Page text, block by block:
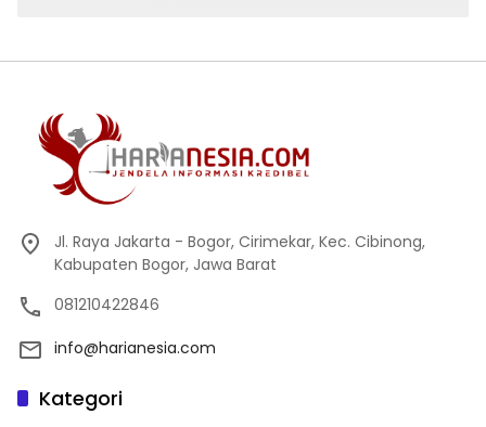
Jl. Raya Jakarta - Bogor, Cirimekar, Kec. Cibinong,
Kabupaten Bogor, Jawa Barat
081210422846
info@harianesia.com
Kategori